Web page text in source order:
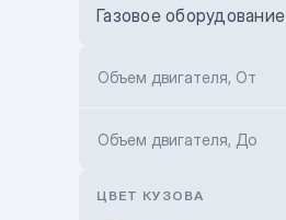
Toyota Kokshetau
Hyundai ShymCity
Газовое оборудование
Объем двигателя, От
Объем двигателя, До
ЦВЕТ КУЗОВА